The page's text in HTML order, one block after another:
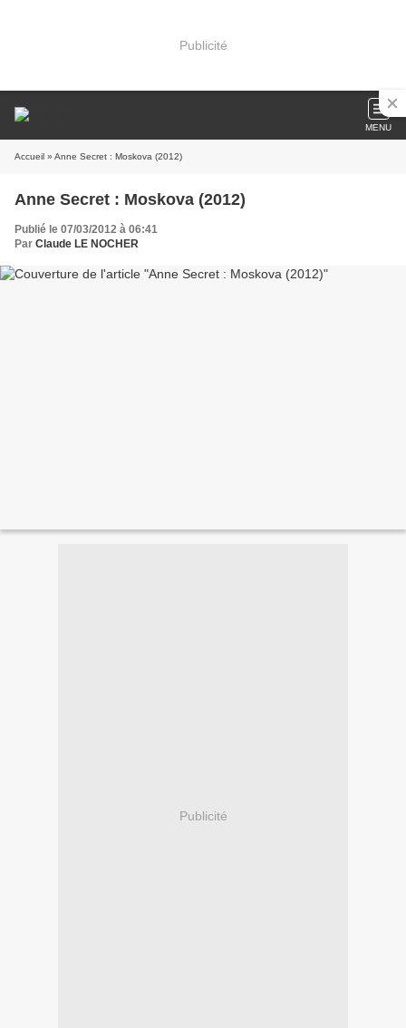
Publicité
MENU
Accueil » Anne Secret : Moskova (2012)
Anne Secret : Moskova (2012)
Publié le 07/03/2012 à 06:41
Par Claude LE NOCHER
Publicité